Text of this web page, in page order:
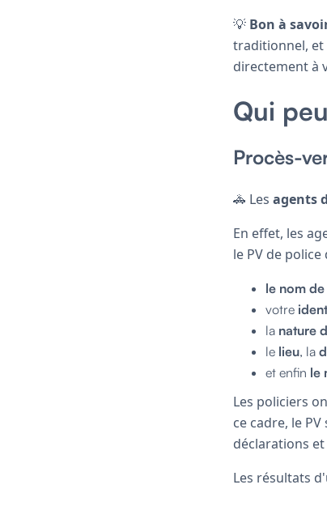
💡 Bon à
traditionnel, et
directement à
Qui
Procès-
🚓 Les agents
En effet, les
le PV de
le nom
votre
la nature
le lieu, la
et enfin le
Les policiers
ce cadre, le
déclarations
Les résultats